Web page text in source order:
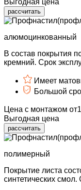
рассчитать
алюмоцинкованный
В состав покрытия
кремний. Срок
Имеет
Большой
Цена с монтажом от
Выгодная цена
рассчитать
полимерный
Покрытие листа
синтетических смол.